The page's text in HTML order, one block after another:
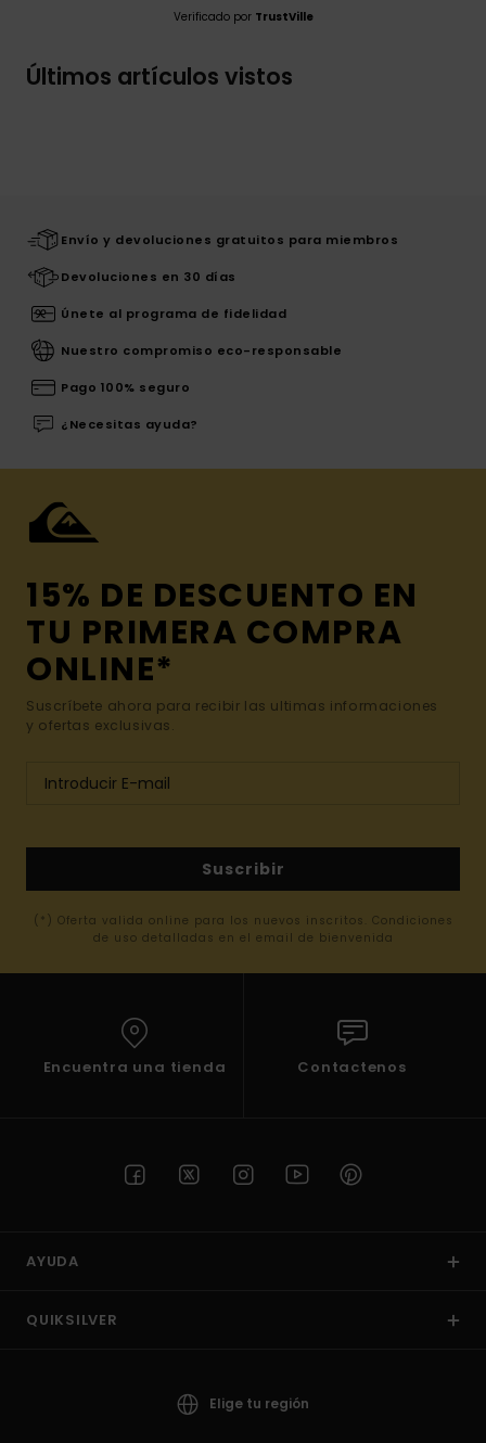
Verificado por TrustVille
Últimos artículos vistos
Envío y devoluciones gratuitos para miembros
Devoluciones en 30 días
Únete al programa de fidelidad
Nuestro compromiso eco-responsable
Pago 100% seguro
¿Necesitas ayuda?
15% DE DESCUENTO EN
TU PRIMERA COMPRA
ONLINE*
Suscríbete ahora para recibir las ultimas informaciones
y ofertas exclusivas.
Suscribir
(*) Oferta valida online para los nuevos inscritos. Condiciones
de uso detalladas en el email de bienvenida
Encuentra una tienda Contactenos
AYUDA
QUIKSILVER
Elige tu región